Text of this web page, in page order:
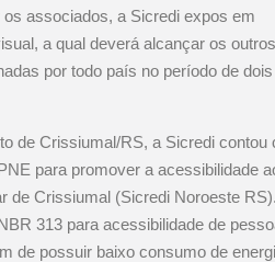
associados, a Sicredi expos em
a qual deverá alcançar os outros
por todo país no período de dois
de Crissiumal/RS, a Sicredi contou
para promover a acessibilidade
de Crissiumal (Sicredi Noroeste
313 para acessibilidade de
de possuir baixo consumo de